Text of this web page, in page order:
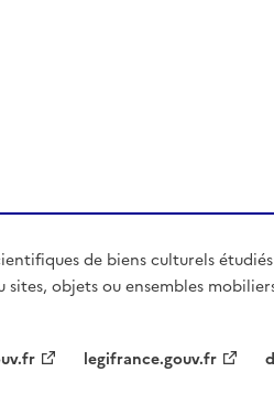
de biens culturels
objets ou ensembles
legifrance.gouv.fr